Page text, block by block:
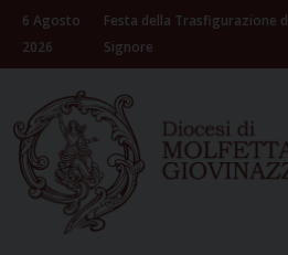
Skip
content
6 Agosto
2026
Festa della Trasfigurazione
Signore